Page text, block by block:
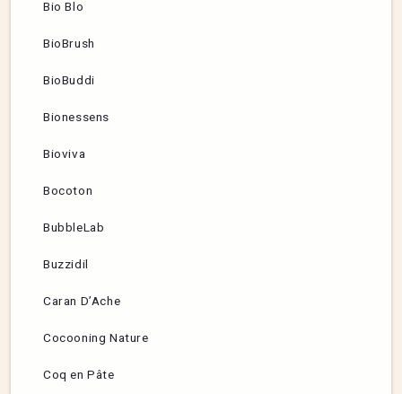
Bio Blo
BioBrush
BioBuddi
Bionessens
Bioviva
Bocoton
BubbleLab
Buzzidil
Caran D’Ache
Cocooning Nature
Coq en Pâte